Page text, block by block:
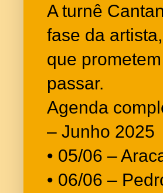
A turnê
fase da
que
passar.
Agenda
– Junho 2025
• 05/06 –
• 06/06 –